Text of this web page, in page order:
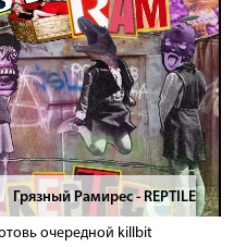
Грязный Рамирес - REPTILE
очередной killbit